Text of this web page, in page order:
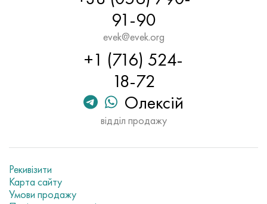
91-90
evek@evek.org
+1 (716) 524-
18-72
Олексій
відділ продажу
Рекивізити
Карта сайту
Умови продажу